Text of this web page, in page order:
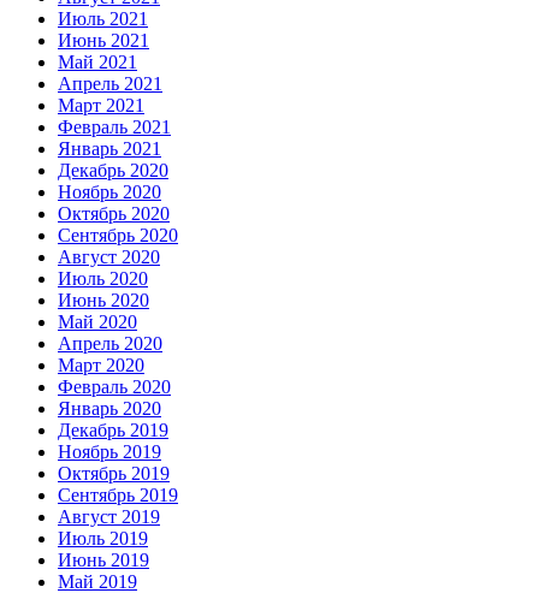
Июль 2021
Июнь 2021
Май 2021
Апрель 2021
Март 2021
Февраль 2021
Январь 2021
Декабрь 2020
Ноябрь 2020
Октябрь 2020
Сентябрь 2020
Август 2020
Июль 2020
Июнь 2020
Май 2020
Апрель 2020
Март 2020
Февраль 2020
Январь 2020
Декабрь 2019
Ноябрь 2019
Октябрь 2019
Сентябрь 2019
Август 2019
Июль 2019
Июнь 2019
Май 2019